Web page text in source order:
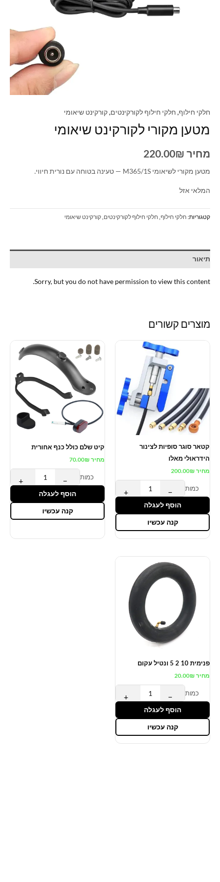
חלקי חילוף, חלקי חילוף לקורקינטים,קורקינט שיאומי
מטען מקורי לקורקינט שיאומי
מחיר 220.00₪
מטען מקורי לשיאומי M365/1S — טעינה בטוחה עם נורית חיווי.
המלאי אזל
קטגוריות: חלקי חילוף חלקי חילוף לקורקינטים קורקינט שיאומי
תיאור
Sorry, but you do not have permission to view this content.
מוצרים קשורים
קטאר סוגר סופיות לצינור
הידראולי מאלו
מחיר 200.00₪
כמות −
+
הוסף לעגלה
קנה עכשיו
קיט שלם כולל כנף אחורית
מחיר 70.00₪
כמות −
+
הוסף לעגלה
קנה עכשיו
פנימית 10 2 5 ונטיל עקום
מחיר 20.00₪
כמות −
+
הוסף לעגלה
קנה עכשיו